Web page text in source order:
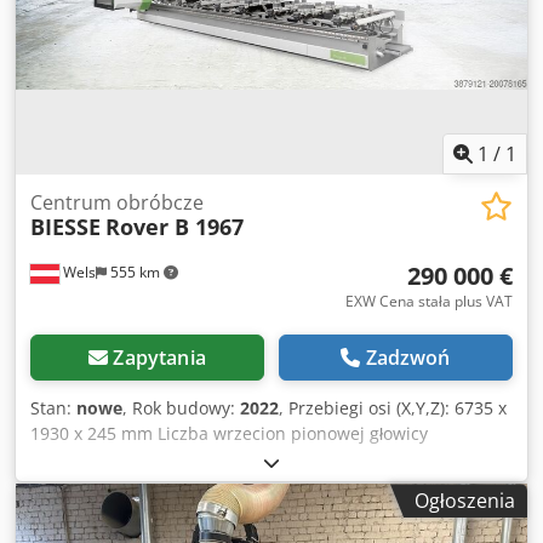
AirForce P1 Chedpfx Adoxh Spkstoa Jednostka hybrydowa
do kleju EVA i PU w granulacie Sterowanie przepływem
kleju NC dla hybrydowej głowicy EVA/PU Adaptacyjna
lampa podczerwieni ADIRL700 zapewniająca najwyższą
do nestingu (Zdjęcie przedstawia zdjęcie poglądowe!)
1 / 1
Wels 555 km
Centrum obróbcze
BIESSE Rover B 1967
290 000 €
EXW Cena stała plus VAT
Zapytania Zadzwoń
Stan: nowe, Rok budowy: 2022, Przebiegi osi (X,Y,Z): 6735 x
1930 x 245 mm Liczba wrzecion pionowej głowicy
wiertarskiej: 0 szt. Liczba wrzecion poziomej głowicy
wiertarskiej: 0 szt. Liczba narzędzi: 39 szt. Średnica króćca
odciągu: 2 x 250 mm Liczba agregatów frezujących: 2 szt.
Rok produkcji: 2022 Prędkość obrotowa: 18.000 / 24.000
Ogłoszenia